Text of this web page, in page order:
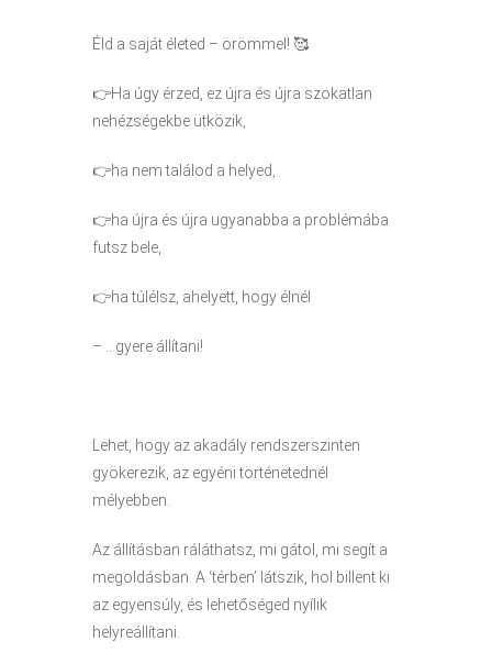
Éld a saját életed – örömmel! 🥰
👉Ha úgy érzed, ez újra és újra szokatlan
nehézségekbe ütközik,
👉ha nem találod a helyed,
👉ha újra és újra ugyanabba a problémába
futsz bele,
👉ha túlélsz, ahelyett, hogy élnél
– …gyere állítani!
Lehet, hogy az akadály rendszerszinten
gyökerezik, az egyéni történetednél
mélyebben.
Az állításban ráláthatsz, mi gátol, mi segít a
megoldásban. A ‘térben’ látszik, hol billent ki
az egyensúly, és lehetőséged nyílik
helyreállítani.